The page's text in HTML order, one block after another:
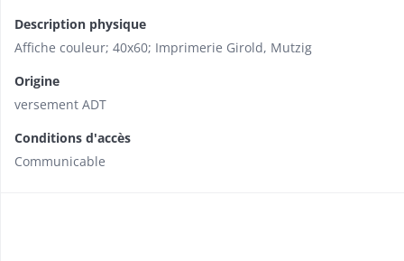
Description physique
Affiche couleur; 40x60; Imprimerie Girold, Mutzig
Origine
versement ADT
Conditions d'accès
Communicable